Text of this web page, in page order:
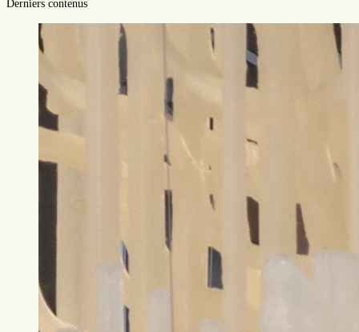
Derniers contenus